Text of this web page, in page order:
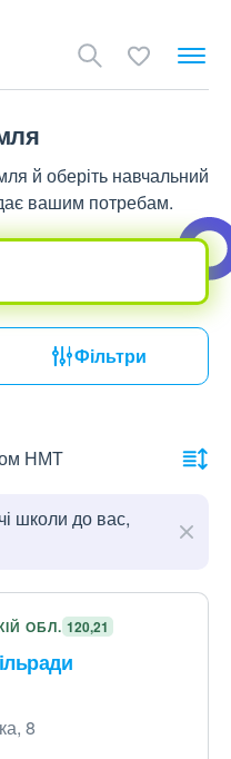
й оберіть навчальний
вашим потребам.
Фільтри
НМТ
школи до вас,
ОБЛ. 120,21
8